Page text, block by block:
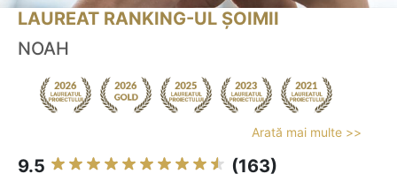
LAUREAT RANKING-UL ȘOIMII
NOAH
Arată mai multe >>
9.5 (163)